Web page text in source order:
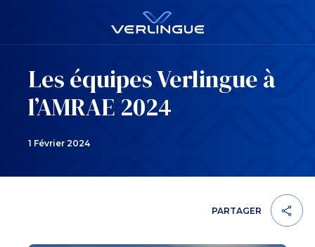
Les équipes Verlingue à
l’AMRAE 2024
1 Février 2024
PARTAGER